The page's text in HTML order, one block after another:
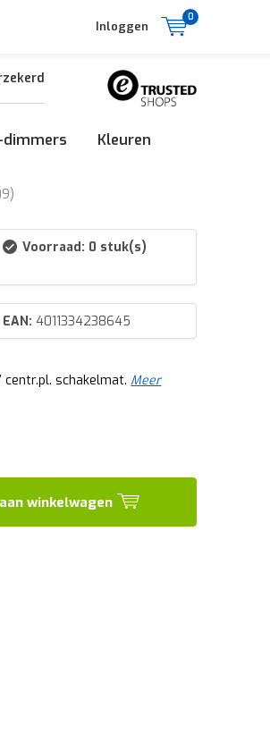
Inloggen
0
dimmers Kleuren
Voorraad: 0 stuk(s)
EAN: 4011334238645
schakelmat. Meer
winkelwagen